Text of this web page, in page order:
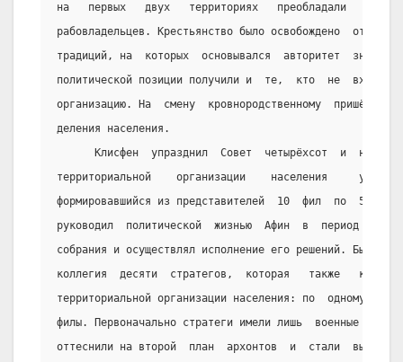
на   первых   двух   территориях   преобладали
рабовладельцев. Крестьянство было освобождено  от
традиций, на  которых  основывался  авторитет
политической позиции получили и  те,  кто  не  входил
организацию. На  смену  кровнородственному  пришёл
деления населения.
Клисфен  упразднил  Совет  четырёхсот  и  на
территориальной    организации    населения
формировавшийся из представителей  10  фил  по  50
руководил  политической  жизнью  Афин  в  период
собрания и осуществлял исполнение его решений. Был
коллегия  десяти  стратегов,  которая   также
территориальной организации населения: по  одному
филы. Первоначально стратеги имели лишь  военные
оттеснили на второй  план  архонтов  и  стали  высшими